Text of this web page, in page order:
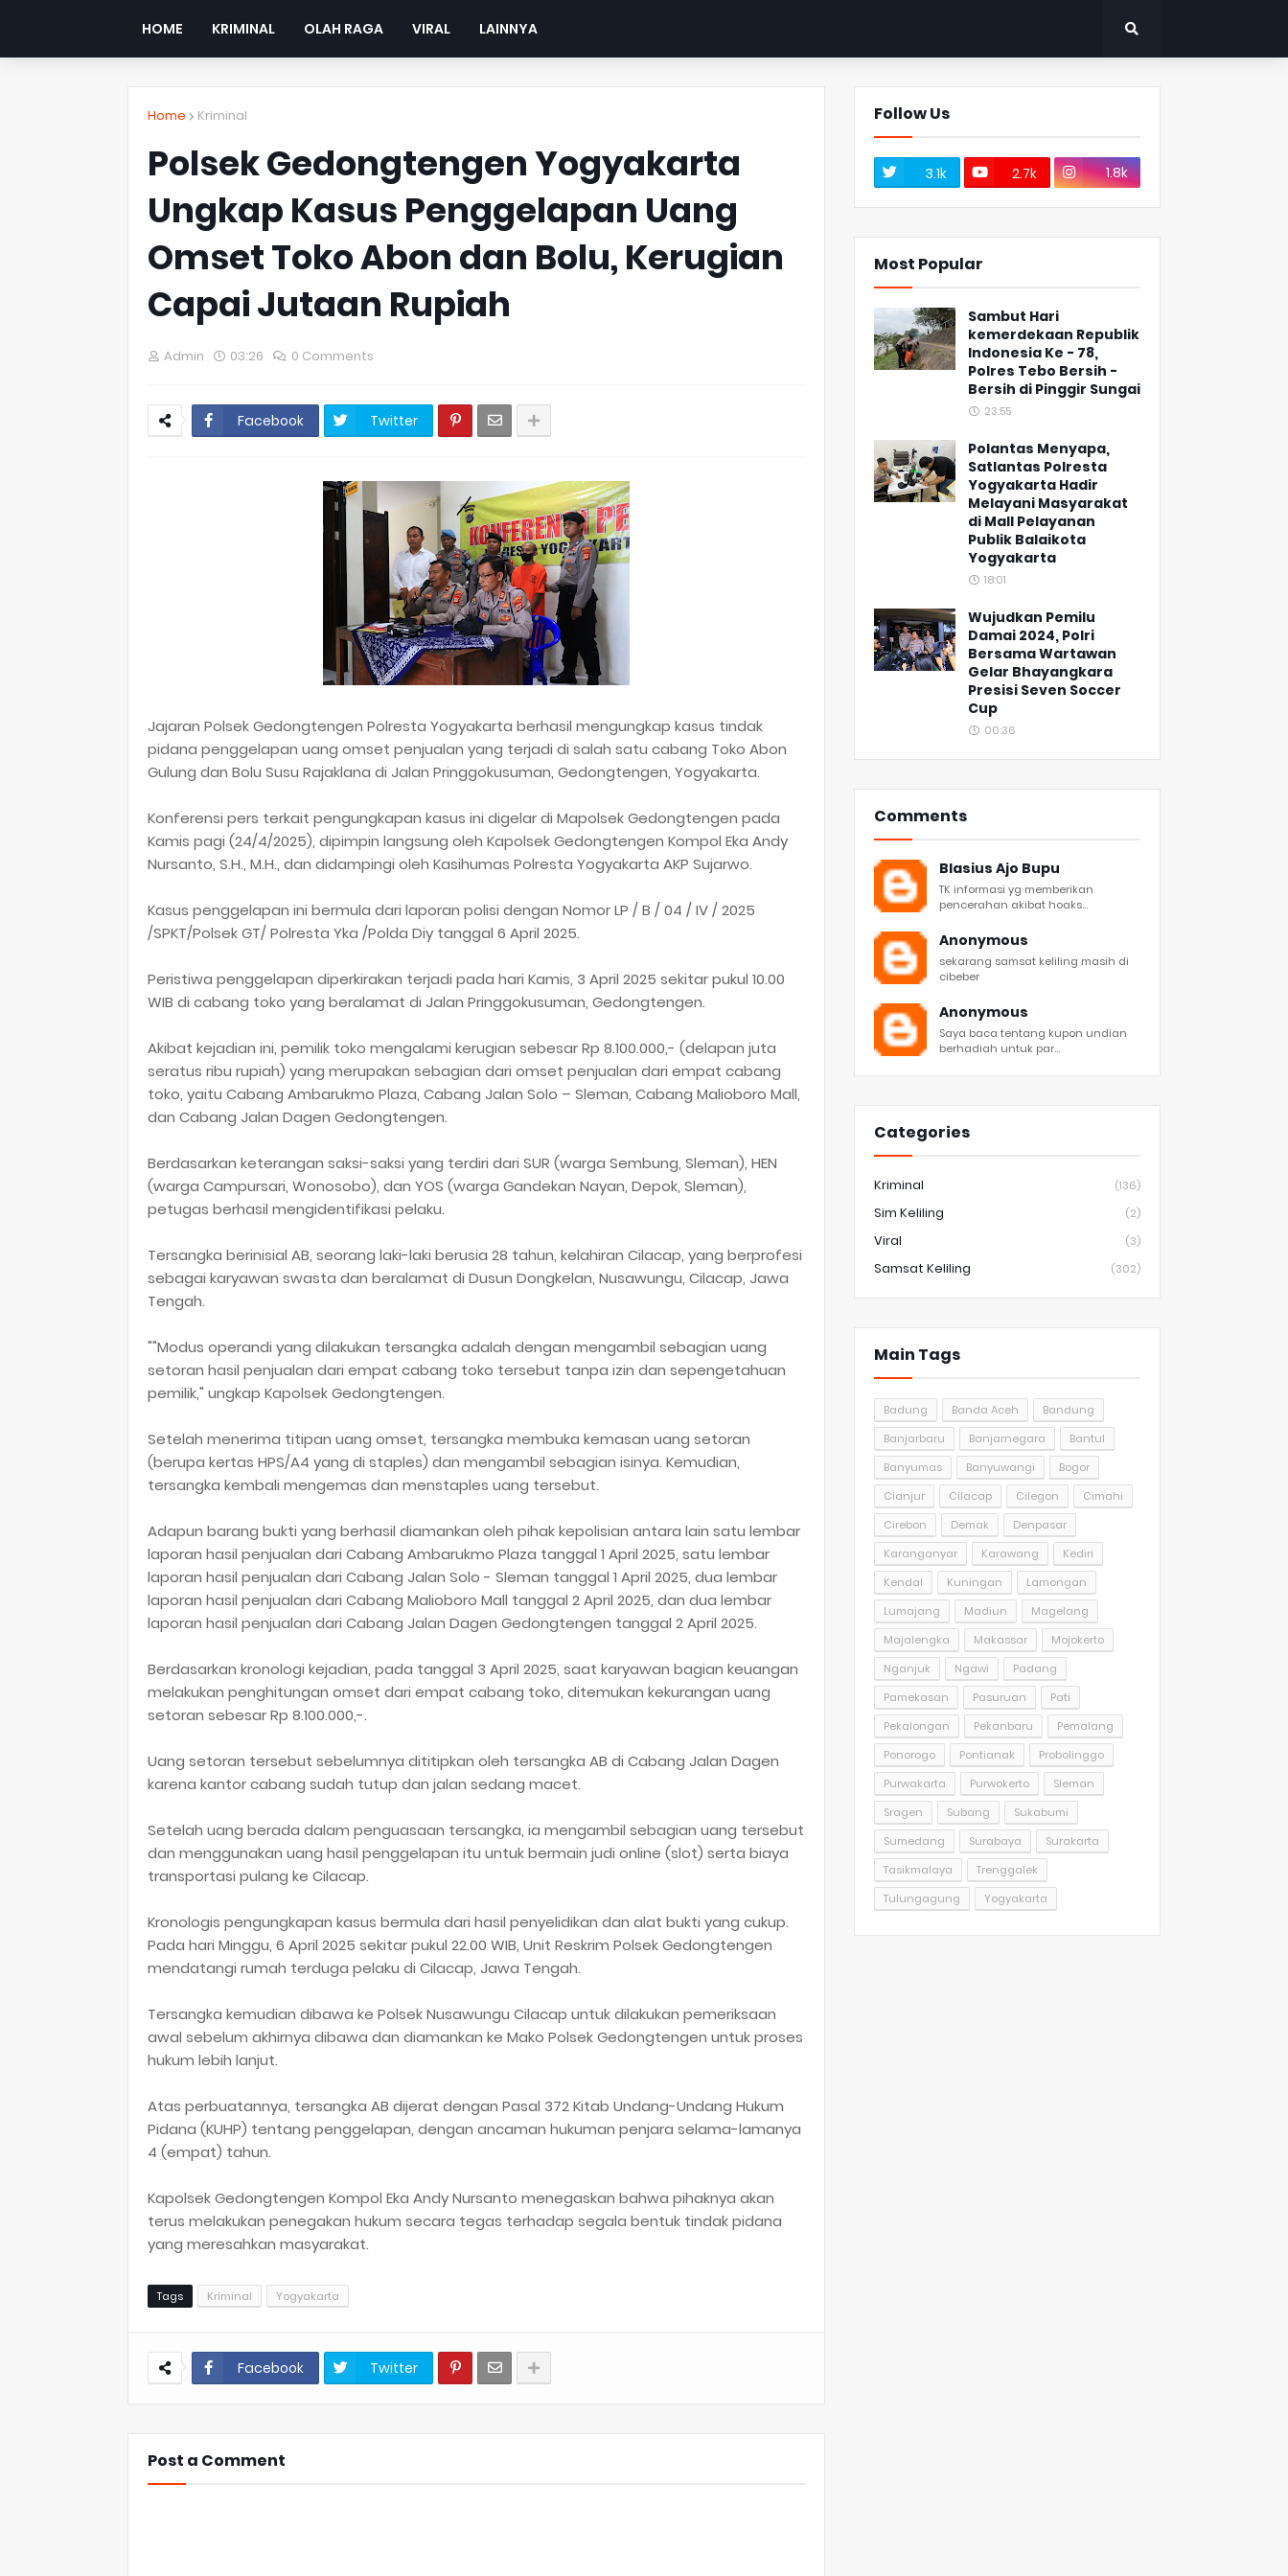
HOME KRIMINAL OLAH RAGA VIRAL LAINNYA
Home Kriminal
Polsek Gedongtengen Yogyakarta
Ungkap Kasus Penggelapan Uang
Omset Toko Abon dan Bolu, Kerugian
Capai Jutaan Rupiah
Admin 03:26 0 Comments
Facebook Twitter
Jajaran Polsek Gedongtengen Polresta Yogyakarta berhasil mengungkap kasus tindak
pidana penggelapan uang omset penjualan yang terjadi di salah satu cabang Toko Abon
Gulung dan Bolu Susu Rajaklana di Jalan Pringgokusuman, Gedongtengen, Yogyakarta.
Konferensi pers terkait pengungkapan kasus ini digelar di Mapolsek Gedongtengen pada
Kamis pagi (24/4/2025), dipimpin langsung oleh Kapolsek Gedongtengen Kompol Eka Andy
Nursanto, S.H., M.H., dan didampingi oleh Kasihumas Polresta Yogyakarta AKP Sujarwo.
Kasus penggelapan ini bermula dari laporan polisi dengan Nomor LP / B / 04 / IV / 2025
/SPKT/Polsek GT/ Polresta Yka /Polda Diy tanggal 6 April 2025.
Peristiwa penggelapan diperkirakan terjadi pada hari Kamis, 3 April 2025 sekitar pukul 10.00
WIB di cabang toko yang beralamat di Jalan Pringgokusuman, Gedongtengen.
Akibat kejadian ini, pemilik toko mengalami kerugian sebesar Rp 8.100.000,- (delapan juta
seratus ribu rupiah) yang merupakan sebagian dari omset penjualan dari empat cabang
toko, yaitu Cabang Ambarukmo Plaza, Cabang Jalan Solo – Sleman, Cabang Malioboro Mall,
dan Cabang Jalan Dagen Gedongtengen.
Berdasarkan keterangan saksi-saksi yang terdiri dari SUR (warga Sembung, Sleman), HEN
(warga Campursari, Wonosobo), dan YOS (warga Gandekan Nayan, Depok, Sleman),
petugas berhasil mengidentifikasi pelaku.
Tersangka berinisial AB, seorang laki-laki berusia 28 tahun, kelahiran Cilacap, yang berprofesi
sebagai karyawan swasta dan beralamat di Dusun Dongkelan, Nusawungu, Cilacap, Jawa
Tengah.
""Modus operandi yang dilakukan tersangka adalah dengan mengambil sebagian uang
setoran hasil penjualan dari empat cabang toko tersebut tanpa izin dan sepengetahuan
pemilik," ungkap Kapolsek Gedongtengen.
Setelah menerima titipan uang omset, tersangka membuka kemasan uang setoran
(berupa kertas HPS/A4 yang di staples) dan mengambil sebagian isinya. Kemudian,
tersangka kembali mengemas dan menstaples uang tersebut.
Adapun barang bukti yang berhasil diamankan oleh pihak kepolisian antara lain satu lembar
laporan hasil penjualan dari Cabang Ambarukmo Plaza tanggal 1 April 2025, satu lembar
laporan hasil penjualan dari Cabang Jalan Solo - Sleman tanggal 1 April 2025, dua lembar
laporan hasil penjualan dari Cabang Malioboro Mall tanggal 2 April 2025, dan dua lembar
laporan hasil penjualan dari Cabang Jalan Dagen Gedongtengen tanggal 2 April 2025.
Berdasarkan kronologi kejadian, pada tanggal 3 April 2025, saat karyawan bagian keuangan
melakukan penghitungan omset dari empat cabang toko, ditemukan kekurangan uang
setoran sebesar Rp 8.100.000,-.
Uang setoran tersebut sebelumnya dititipkan oleh tersangka AB di Cabang Jalan Dagen
karena kantor cabang sudah tutup dan jalan sedang macet.
Setelah uang berada dalam penguasaan tersangka, ia mengambil sebagian uang tersebut
dan menggunakan uang hasil penggelapan itu untuk bermain judi online (slot) serta biaya
transportasi pulang ke Cilacap.
Kronologis pengungkapan kasus bermula dari hasil penyelidikan dan alat bukti yang cukup.
Pada hari Minggu, 6 April 2025 sekitar pukul 22.00 WIB, Unit Reskrim Polsek Gedongtengen
mendatangi rumah terduga pelaku di Cilacap, Jawa Tengah.
Tersangka kemudian dibawa ke Polsek Nusawungu Cilacap untuk dilakukan pemeriksaan
awal sebelum akhirnya dibawa dan diamankan ke Mako Polsek Gedongtengen untuk proses
hukum lebih lanjut.
Atas perbuatannya, tersangka AB dijerat dengan Pasal 372 Kitab Undang-Undang Hukum
Pidana (KUHP) tentang penggelapan, dengan ancaman hukuman penjara selama-lamanya
4 (empat) tahun.
Kapolsek Gedongtengen Kompol Eka Andy Nursanto menegaskan bahwa pihaknya akan
terus melakukan penegakan hukum secara tegas terhadap segala bentuk tindak pidana
yang meresahkan masyarakat.
Tags Kriminal Yogyakarta
Facebook Twitter
Post a Comment
Follow Us
3.1k 2.7k 1.8k
Most Popular
Sambut Hari
kemerdekaan Republik
Indonesia Ke - 78,
Polres Tebo Bersih -
Bersih di Pinggir Sungai
23:55
Polantas Menyapa,
Satlantas Polresta
Yogyakarta Hadir
Melayani Masyarakat
di Mall Pelayanan
Publik Balaikota
Yogyakarta
18:01
Wujudkan Pemilu
Damai 2024, Polri
Bersama Wartawan
Gelar Bhayangkara
Presisi Seven Soccer
Cup
00:36
Comments
Blasius Ajo Bupu
TK informasi yg memberikan
pencerahan akibat hoaks...
Anonymous
sekarang samsat keliling masih di
cibeber
Anonymous
Saya baca tentang kupon undian
berhadiah untuk par...
Categories
Kriminal (136)
Sim Keliling (2)
Viral (3)
Samsat Keliling (302)
Main Tags
Badung Banda Aceh
Bandung
Banjarbaru
Banjarnegara
Bantul
Banyumas
Banyuwangi
Bogor
Cianjur
Cilacap Cilegon
Cimahi
Cirebon
Demak
Denpasar
Karanganyar
Karawang
Kediri
Kendal
Kuningan
Lamongan
Lumajang
Madiun
Magelang
Majalengka
Makassar
Mojokerto
Nganjuk
Ngawi
Padang
Pamekasan
Pasuruan
Pati
Pekalongan
Pekanbaru
Pemalang
Ponorogo
Pontianak
Probolinggo
Purwakarta
Purwokerto
Sleman
Sragen
Subang
Sukabumi
Sumedang
Surabaya
Surakarta
Tasikmalaya
Trenggalek
Tulungagung
Yogyakarta